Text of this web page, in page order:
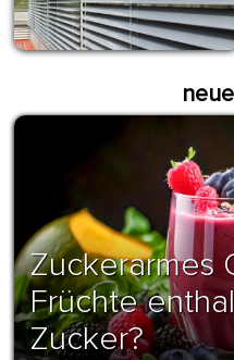
Zuckerarmes
Früchte
Zucker?